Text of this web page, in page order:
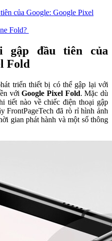
của Google: Google Pixel
Fold?
gập đầu tiên của
Fold
triển thiết bị có thể gập lại với
vớiGoogle Pixel Fold. Mặc dù
tiết nào về chiếc điện thoại gập
FrontPageTech đã rò rỉ hình ảnh
gian phát hành và một số thông